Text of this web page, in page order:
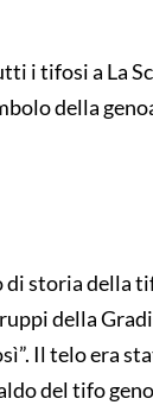
i tifosi a La
della
storia della
della
Il telo era
del tifo